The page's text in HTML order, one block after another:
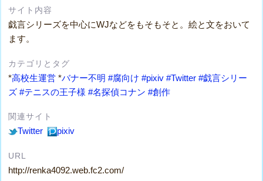
サイト内容
戯言シリーズを中心にWJなどをもそもそと。絵と文をおいて
ます。
カテゴリとタグ
*高校生運営 *バナー不明 #腐向け #pixiv #Twitter #戯言シリー
ズ #テニスの王子様 #名探偵コナン #創作
関連サイト
Twitter pixiv
URL
http://renka4092.web.fc2.com/